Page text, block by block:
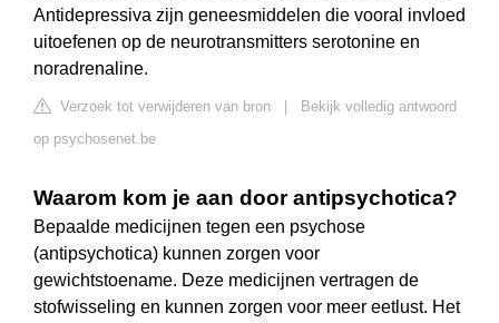
Antidepressiva zijn geneesmiddelen die vooral invloed
uitoefenen op de neurotransmitters serotonine en
noradrenaline.
Verzoek tot verwijderen van bron
Bekijk volledig antwoord
op psychosenet.be
Waarom kom je aan door antipsychotica?
Bepaalde medicijnen tegen een psychose
(antipsychotica) kunnen zorgen voor
gewichtstoename. Deze medicijnen vertragen de
stofwisseling en kunnen zorgen voor meer eetlust. Het